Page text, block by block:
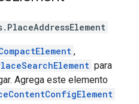
. PlaceAddressElement
,
para
Agrega este elemento